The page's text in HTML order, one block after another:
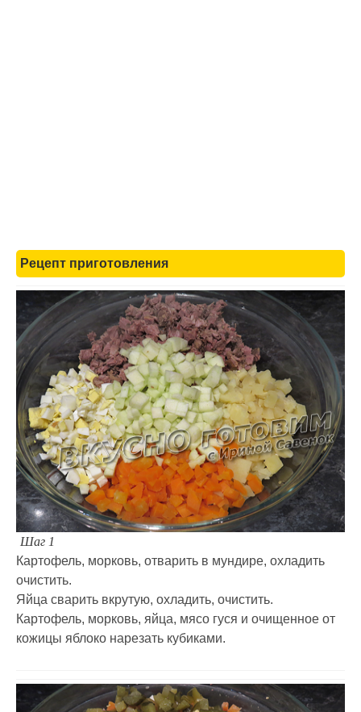
Рецепт приготовления
Шаг 1
Картофель, морковь, отварить в мундире, охладить
очистить.
Яйца сварить вкрутую, охладить, очистить.
Картофель, морковь, яйца, мясо гуся и очищенное от
кожицы яблоко нарезать кубиками.